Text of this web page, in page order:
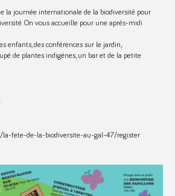
la journée internationale de la biodiversité pour
On vous accueille pour une après-midi
enfants, des conférences sur le jardin,
de plantes indigènes, un bar et de la petite
la-fete-de-la-biodiversite-au-gal-47/register